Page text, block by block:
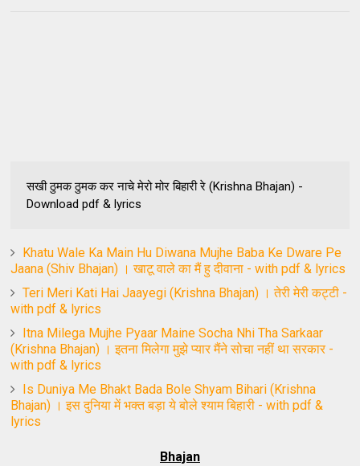
सखी ठुमक ठुमक कर नाचे मेरो मोर बिहारी रे (Krishna Bhajan) -
Download pdf & lyrics
Khatu Wale Ka Main Hu Diwana Mujhe Baba Ke Dware Pe
Jaana (Shiv Bhajan) । खाटू वाले का मैं हु दीवाना - with pdf & lyrics
Teri Meri Kati Hai Jaayegi (Krishna Bhajan) । तेरी मेरी कट्टी -
with pdf & lyrics
Itna Milega Mujhe Pyaar Maine Socha Nhi Tha Sarkaar
(Krishna Bhajan) । इतना मिलेगा मुझे प्यार मैंने सोचा नहीं था सरकार -
with pdf & lyrics
Is Duniya Me Bhakt Bada Bole Shyam Bihari (Krishna
Bhajan) । इस दुनिया में भक्त बड़ा ये बोले श्याम बिहारी - with pdf &
lyrics
Bhajan